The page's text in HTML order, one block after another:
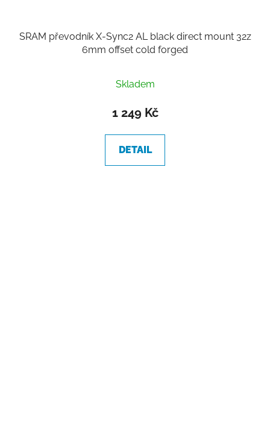
SRAM převodník X-Sync2 AL black direct mount 32z
6mm offset cold forged
Skladem
1 249 Kč
DETAIL